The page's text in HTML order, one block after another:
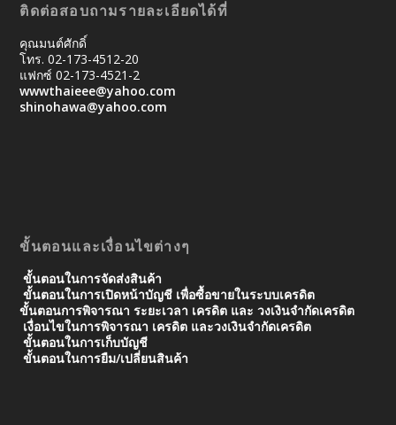
ติดต่อสอบถามรายละเอียดได้ที่
คุณมนต์ศักดิ์
โทร. 02-173-4512-20
แฟกซ์ 02-173-4521-2
wwwthaieee@yahoo.com
shinohawa@yahoo.com
ขั้นตอนและเงื่อนไขต่างๆ
ขั้นตอนในการจัดส่งสินค้า
ขั้นตอนในการเปิดหน้าบัญชี เพื่อซื้อขายในระบบเครดิต
ขั้นตอนการพิจารณา ระยะเวลา เครดิต และ วงเงินจํากัดเครดิต
เงื่อนไขในการพิจารณา เครดิต และวงเงินจำกัดเครดิต
ขั้นตอนในการเก็บบัญชี
ขั้นตอนในการยืม/เปลี่ยนสินค้า